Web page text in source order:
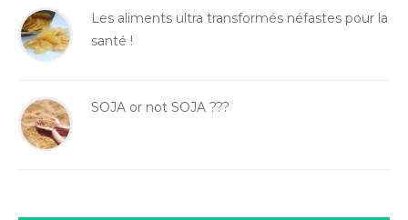
Les aliments ultra transformés néfastes pour la
santé !
SOJA or not SOJA ???